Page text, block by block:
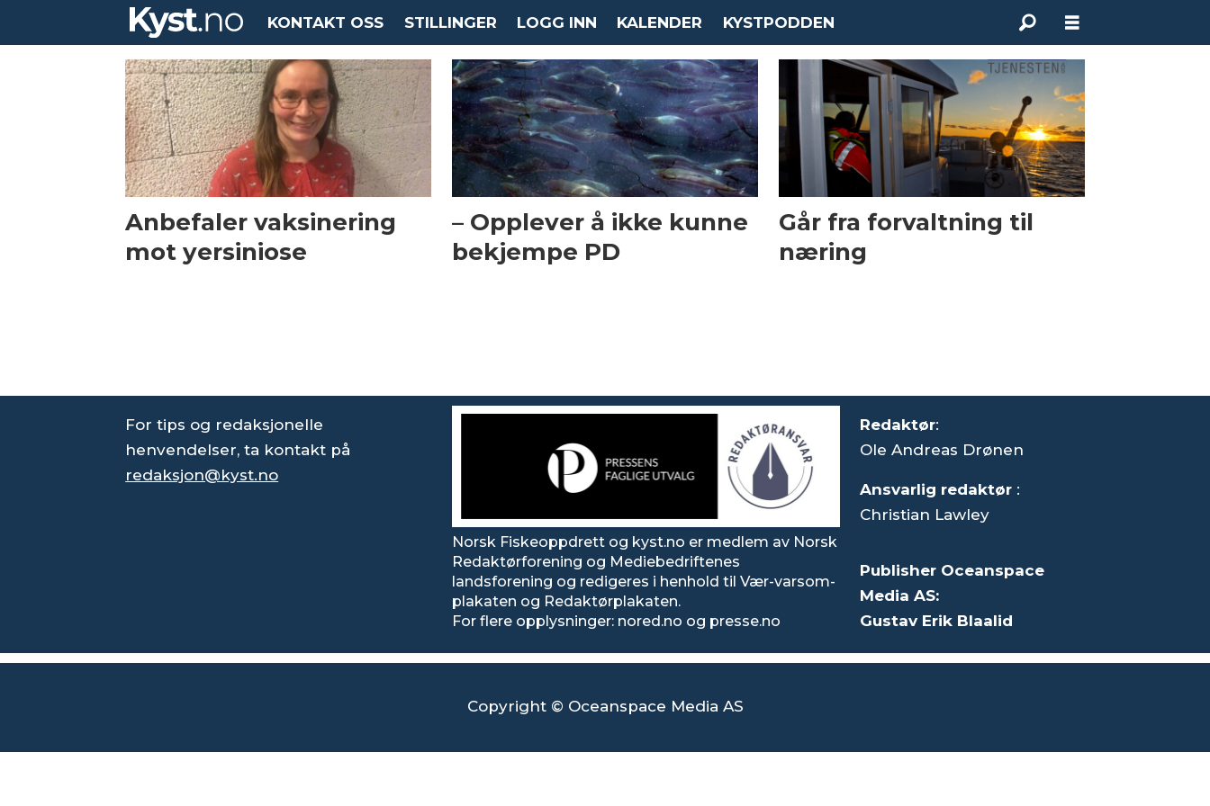
KONTAKT OSS STILLINGER LOGG INN KALENDER KYSTPODDEN
klakegg
Anbefaler vaksinering
mot yersiniose
– Opplever å ikke kunne
bekjempe PD
Går fra forvaltning til
næring
For tips og redaksjonelle
henvendelser, ta kontakt på
redaksjon@kyst.no
Norsk Fiskeoppdrett og kyst.no er medlem av Norsk
Redaktørforening og Mediebedriftenes
landsforening og redigeres i henhold til Vær-varsom-
plakaten og Redaktørplakaten.
For flere opplysninger: nored.no og presse.no
Redaktør:
Ole Andreas Drønen
Ansvarlig redaktør :
Christian Lawley
Publisher Oceanspace
Media AS:
Gustav Erik Blaalid
Copyright © Oceanspace Media AS